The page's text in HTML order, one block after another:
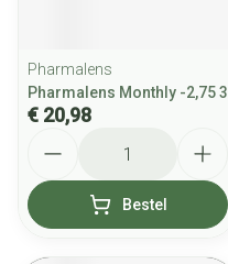
Pharmalens
Pharmalens Monthly -2,75 3
€ 20,98
Bestel